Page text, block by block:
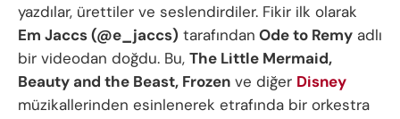
yazdılar, ürettiler ve seslendirdiler. Fikir ilk olarak
Em Jaccs (@e_jaccs) tarafından Ode to Remy adlı
bir videodan doğdu. Bu, The Little Mermaid,
Beauty and the Beast, Frozen ve diğer Disney
müzikallerinden esinlenerek etrafında bir orkestra